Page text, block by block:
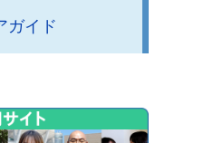
ガイド